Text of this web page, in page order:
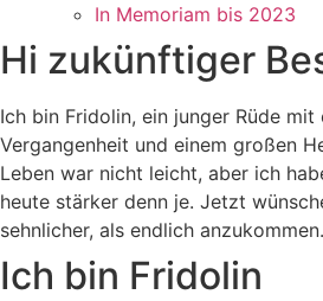
In Memoriam bis 2023
Hi zukünftiger
Ich bin Fridolin, ein junger Rüde
Vergangenheit und einem großen
Leben war nicht leicht, aber ich
heute stärker denn je. Jetzt
sehnlicher, als endlich anzukommen.
Ich bin Fridolin